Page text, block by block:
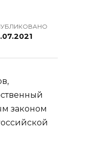
законом